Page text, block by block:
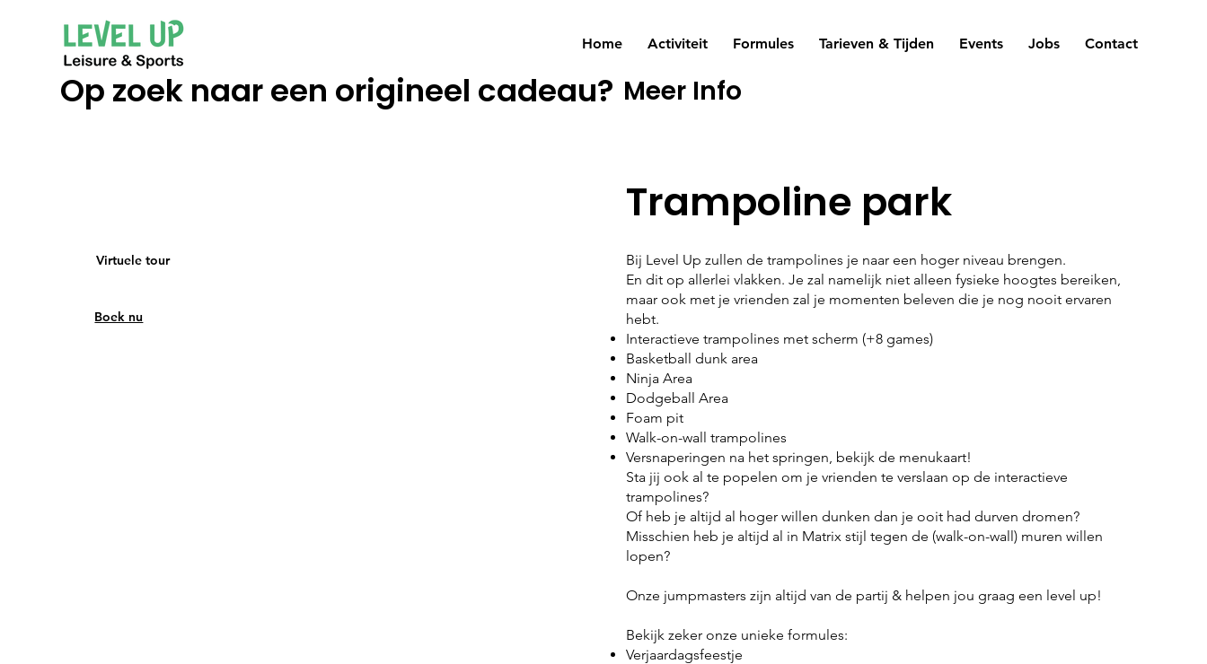
Op zoek naar een origineel cadeau? Meer Info
Home Activiteit Formules Tarieven & Tijden Events Jobs Contact
Bij Level Up zullen de trampolines je naar een hoger niveau brengen.
En dit op allerlei vlakken. Je zal namelijk niet alleen fysieke hoogtes bereiken,
maar ook met je vrienden zal je momenten beleven die je nog nooit ervaren
hebt.
Interactieve trampolines met scherm (+8 games)
Basketball dunk area
Ninja Area
Dodgeball Area
Foam pit
Walk-on-wall trampolines
Versnaperingen na het springen, bekijk de menukaart!
Sta jij ook al te popelen om je vrienden te verslaan op de interactieve
trampolines?
Of heb je altijd al hoger willen dunken dan je ooit had durven dromen?
Misschien heb je altijd al in Matrix stijl tegen de (walk-on-wall) muren willen
lopen?
Onze jumpmasters zijn altijd van de partij & helpen jou graag een level up!
Bekijk zeker onze unieke formules:
Verjaardagsfeestje
Trampoline park
Virtuele tour
Boek nu